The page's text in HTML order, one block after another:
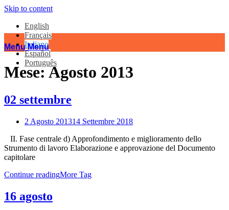
Skip to content
English
Français
Italiano
Español
Português
MenuMenu
Mese:Agosto 2013
02 settembre
2 Agosto 201314 Settembre 2018
II. Fase centrale d) Approfondimento e miglioramento dello
Strumento di lavoro Elaborazione e approvazione del Documento
capitolare
Continue readingMore Tag
16 agosto